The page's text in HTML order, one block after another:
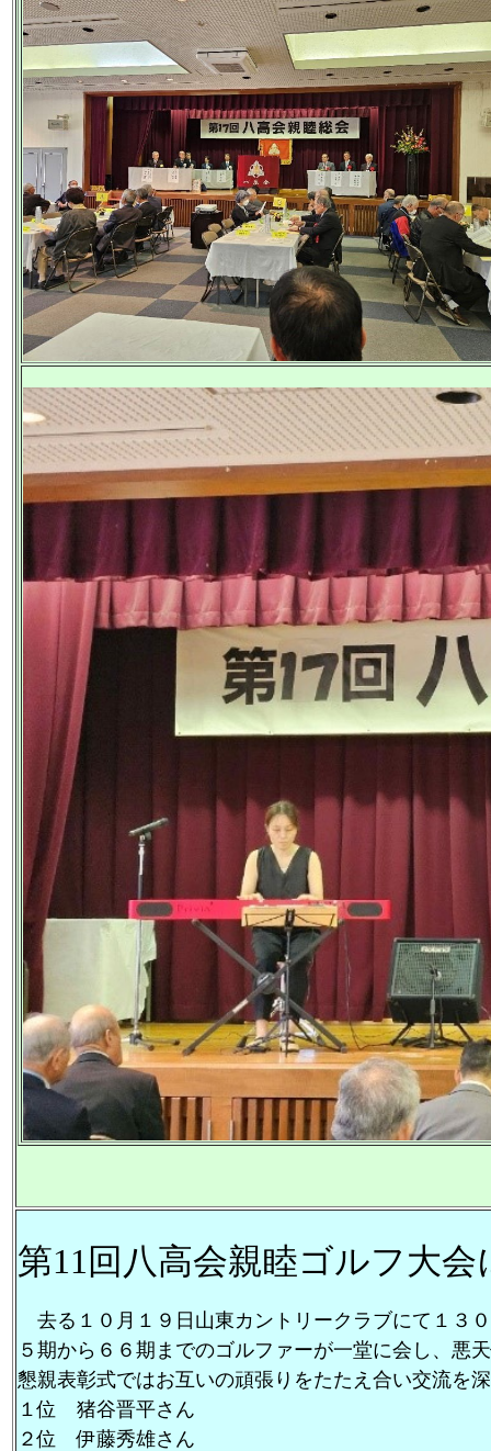
第11回八高会親睦ゴルフ大
去る１０月１９日山東カントリークラブにて１３
５期から６６期までのゴルファーが一堂に会し、悪
懇親表彰式ではお互いの頑張りをたたえ合い交流を
１位 猪谷晋平さん
２位 伊藤秀雄さん